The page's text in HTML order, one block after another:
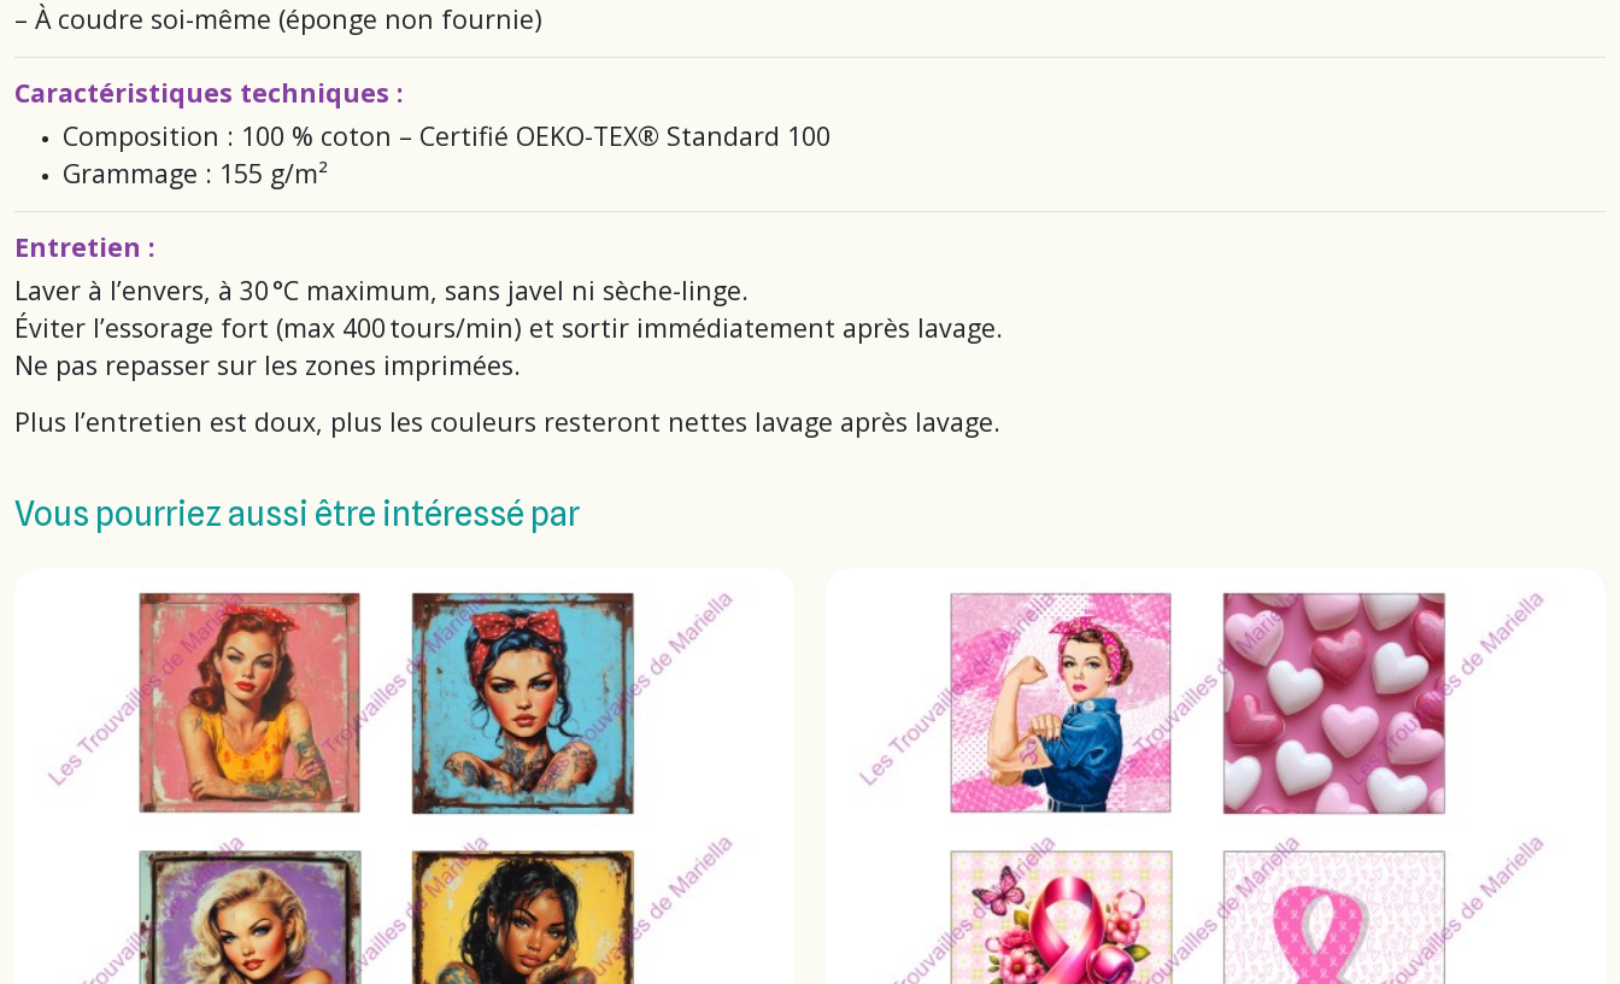
– À coudre soi-même (éponge non fournie)
Caractéristiques techniques :
Composition : 100 % coton – Certifié OEKO-TEX® Standard 100
Grammage : 155 g/m²
Entretien :
Laver à l’envers, à 30 °C maximum, sans javel ni sèche-linge.
Éviter l’essorage fort (max 400 tours/min) et sortir immédiatement après lavage.
Ne pas repasser sur les zones imprimées.
Plus l’entretien est doux, plus les couleurs resteront nettes lavage après lavage.
Vous pourriez aussi être intéressé par